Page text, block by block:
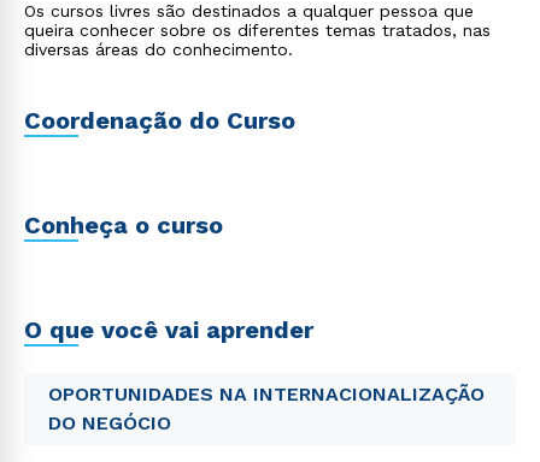
Os cursos livres são destinados a qualquer pessoa que
queira conhecer sobre os diferentes temas tratados, nas
diversas áreas do conhecimento.
Coordenação do Curso
Conheça o curso
O que você vai aprender
OPORTUNIDADES NA INTERNACIONALIZAÇÃO
DO NEGÓCIO